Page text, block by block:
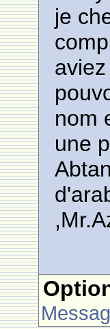
je
nom
une